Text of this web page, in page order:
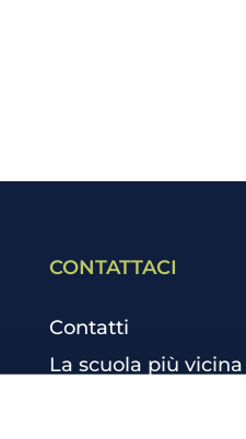
CONTATTACI
Contatti
La scuola più vicina